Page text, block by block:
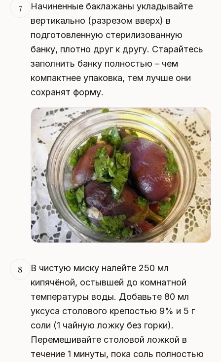
7
Начиненные баклажаны укладывайте
вертикально (разрезом вверх) в
подготовленную стерилизованную
банку, плотно друг к другу. Старайтесь
заполнить банку полностью – чем
компактнее упаковка, тем лучше они
сохранят форму.
8
В чистую миску налейте 250 мл
кипячёной, остывшей до комнатной
температуры воды. Добавьте 80 мл
уксуса столового крепостью 9% и 5 г
соли (1 чайную ложку без горки).
Перемешивайте столовой ложкой в
течение 1 минуты, пока соль полностью